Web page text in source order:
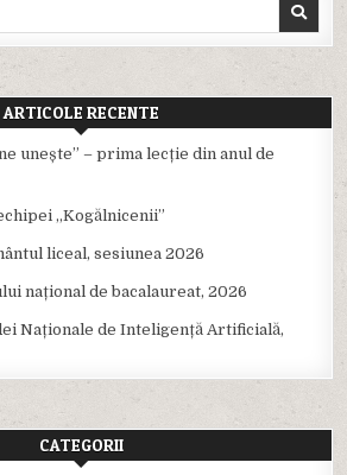
ARTICOLE RECENTE
unește” – prima lecție din anul de
,,Kogălnicenii”
liceal, sesiunea 2026
național de bacalaureat, 2026
Naționale de Inteligență Artificială,
CATEGORII